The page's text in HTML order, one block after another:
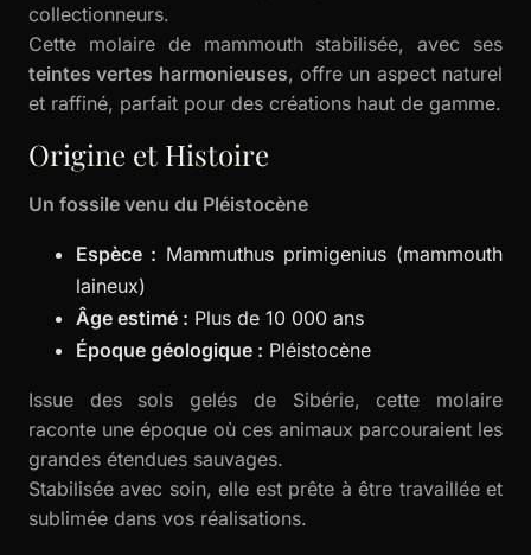
collectionneurs.
Cette molaire de mammouth stabilisée, avec ses
teintes vertes harmonieuses, offre un aspect naturel
et raffiné, parfait pour des créations haut de gamme.
Origine et Histoire
Un fossile venu du Pléistocène
Espèce : Mammuthus primigenius (mammouth
laineux)
Âge estimé : Plus de 10 000 ans
Époque géologique : Pléistocène
Issue des sols gelés de Sibérie, cette molaire
raconte une époque où ces animaux parcouraient les
grandes étendues sauvages.
Stabilisée avec soin, elle est prête à être travaillée et
sublimée dans vos réalisations.